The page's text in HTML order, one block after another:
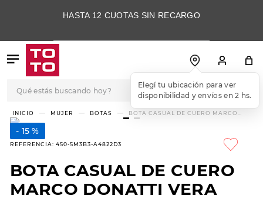
HASTA 12 CUOTAS SIN RECARGO
Elegí tu ubicación para ver
disponibilidad y envíos en 2 hs.
MUJER BOTAS
BOTA CASUAL DE CUERO MARCO
DONATTI VERA
15 %
REFERENCIA: 450-5M3B3-A4822D3
BOTA CASUAL DE CUERO
MARCO DONATTI VERA
TÉRMINOS MÁS
BUSCADOS
3.
skechers slip-ins